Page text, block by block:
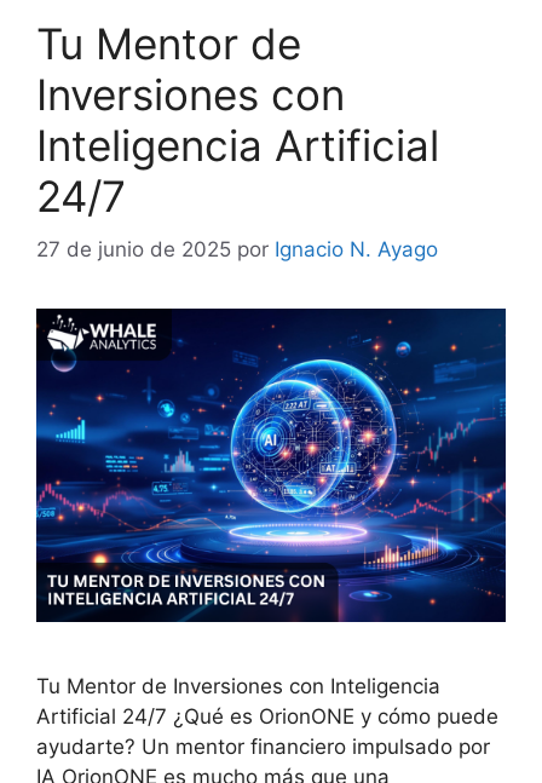
Tu Mentor de
Inversiones con
Inteligencia Artificial
24/7
27 de junio de 2025 por Ignacio N. Ayago
Tu Mentor de Inversiones con Inteligencia
Artificial 24/7 ¿Qué es OrionONE y cómo puede
ayudarte? Un mentor financiero impulsado por
IA OrionONE es mucho más que una